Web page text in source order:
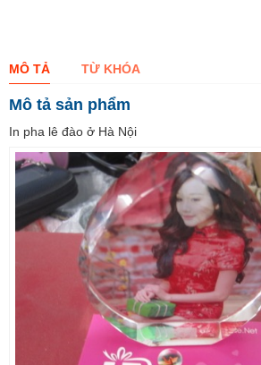
MÔ TẢ TỪ KHÓA
Mô tả sản phẩm
In pha lê đào ở Hà Nội